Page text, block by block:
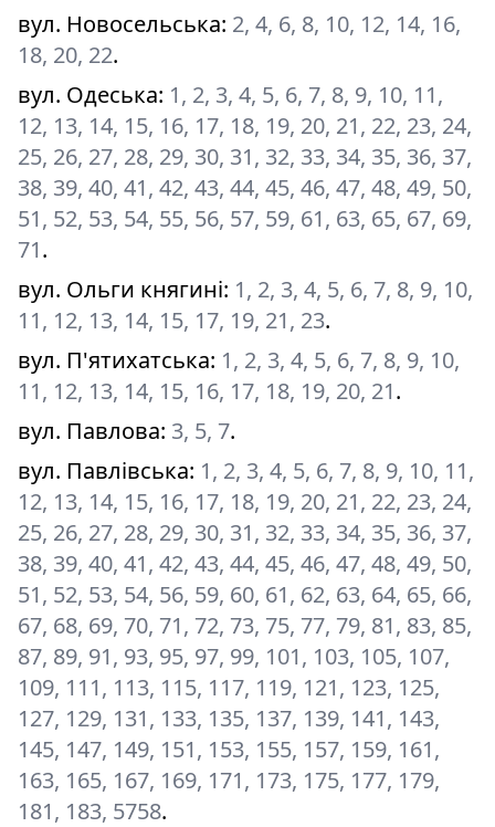
вул. Новосельська: 2, 4, 6, 8, 10, 12, 14, 16,
18, 20, 22.
вул. Одеська: 1, 2, 3, 4, 5, 6, 7, 8, 9, 10, 11,
12, 13, 14, 15, 16, 17, 18, 19, 20, 21, 22, 23, 24,
25, 26, 27, 28, 29, 30, 31, 32, 33, 34, 35, 36, 37,
38, 39, 40, 41, 42, 43, 44, 45, 46, 47, 48, 49, 50,
51, 52, 53, 54, 55, 56, 57, 59, 61, 63, 65, 67, 69,
71.
вул. Ольги княгині: 1, 2, 3, 4, 5, 6, 7, 8, 9, 10,
11, 12, 13, 14, 15, 17, 19, 21, 23.
вул. П'ятихатська: 1, 2, 3, 4, 5, 6, 7, 8, 9, 10,
11, 12, 13, 14, 15, 16, 17, 18, 19, 20, 21.
вул. Павлова: 3, 5, 7.
вул. Павлівська: 1, 2, 3, 4, 5, 6, 7, 8, 9, 10, 11,
12, 13, 14, 15, 16, 17, 18, 19, 20, 21, 22, 23, 24,
25, 26, 27, 28, 29, 30, 31, 32, 33, 34, 35, 36, 37,
38, 39, 40, 41, 42, 43, 44, 45, 46, 47, 48, 49, 50,
51, 52, 53, 54, 56, 59, 60, 61, 62, 63, 64, 65, 66,
67, 68, 69, 70, 71, 72, 73, 75, 77, 79, 81, 83, 85,
87, 89, 91, 93, 95, 97, 99, 101, 103, 105, 107,
109, 111, 113, 115, 117, 119, 121, 123, 125,
127, 129, 131, 133, 135, 137, 139, 141, 143,
145, 147, 149, 151, 153, 155, 157, 159, 161,
163, 165, 167, 169, 171, 173, 175, 177, 179,
181, 183, 5758.